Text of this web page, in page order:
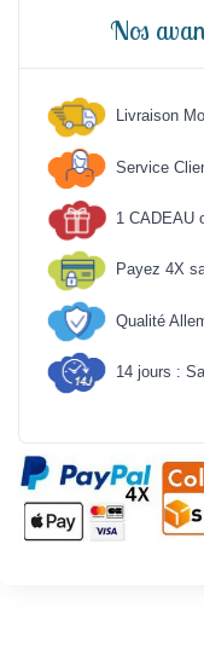
Nos
Livraison
Service
1 CADEAU
Payez 4X
Qualité
14 jours :